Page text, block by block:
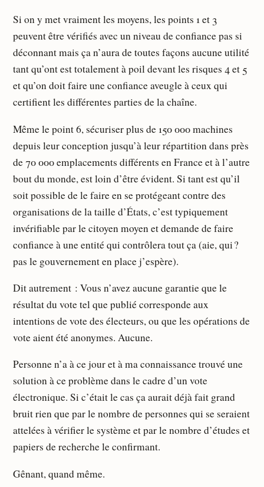
Si on y met vraiment les moyens, les points 1 et 3
peuvent être vérifiés avec un niveau de confiance pas si
déconnant mais ça n’aura de toutes façons aucune utilité
tant qu’ont est totalement à poil devant les risques 4 et 5
et qu’on doit faire une confiance aveugle à ceux qui
certifient les différentes parties de la chaîne.
Même le point 6, sécuriser plus de 150 000 machines
depuis leur conception jusqu’à leur répartition dans près
de 70 000 emplacements différents en France et à l’autre
bout du monde, est loin d’être évident. Si tant est qu’il
soit possible de le faire en se protégeant contre des
organisations de la taille d’États, c’est typiquement
invérifiable par le citoyen moyen et demande de faire
confiance à une entité qui contrôlera tout ça (aie, qui ?
pas le gouvernement en place j’espère).
Dit autrement : Vous n’avez aucune garantie que le
résultat du vote tel que publié corresponde aux
intentions de vote des électeurs, ou que les opérations de
vote aient été anonymes. Aucune.
Personne n’a à ce jour et à ma connaissance trouvé une
solution à ce problème dans le cadre d’un vote
électronique. Si c’était le cas ça aurait déjà fait grand
bruit rien que par le nombre de personnes qui se seraient
attelées à vérifier le système et par le nombre d’études et
papiers de recherche le confirmant.
Gênant, quand même.